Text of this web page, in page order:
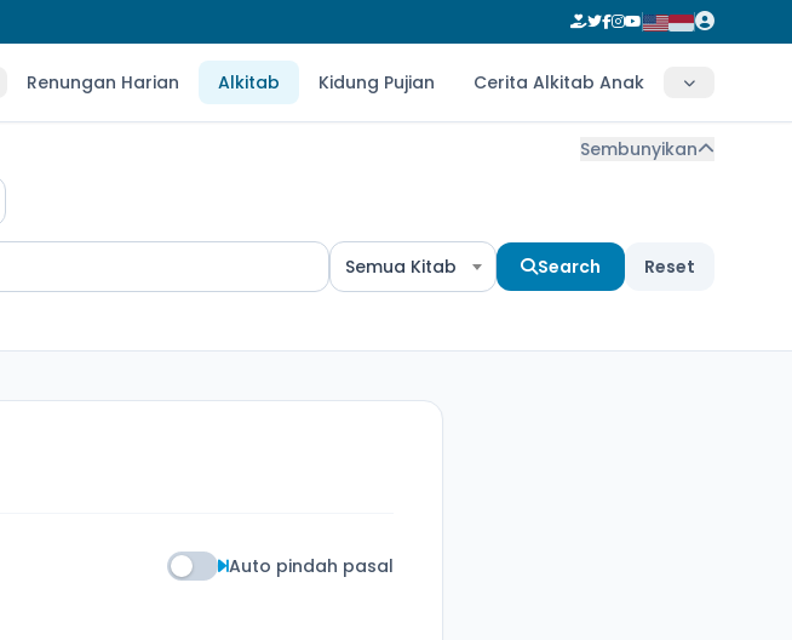
Renungan Harian Alkitab Kidung Pujian Cerita Alkitab Anak
Sembunyikan
Semua Kitab Search Reset
Auto pindah pasal